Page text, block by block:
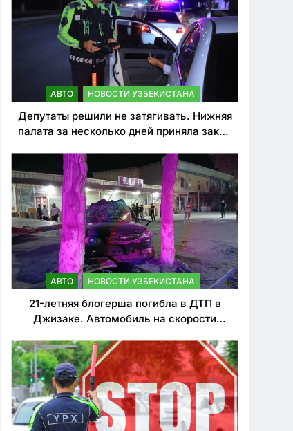
АВТО НОВОСТИ УЗБЕКИСТАНА
Депутаты решили не затягивать. Нижняя
палата за несколько дней приняла закон
нарушителей ПДД
АВТО НОВОСТИ УЗБЕКИСТАНА
21-летняя блогерша погибла в ДТП в
Джизаке. Автомобиль на скорости